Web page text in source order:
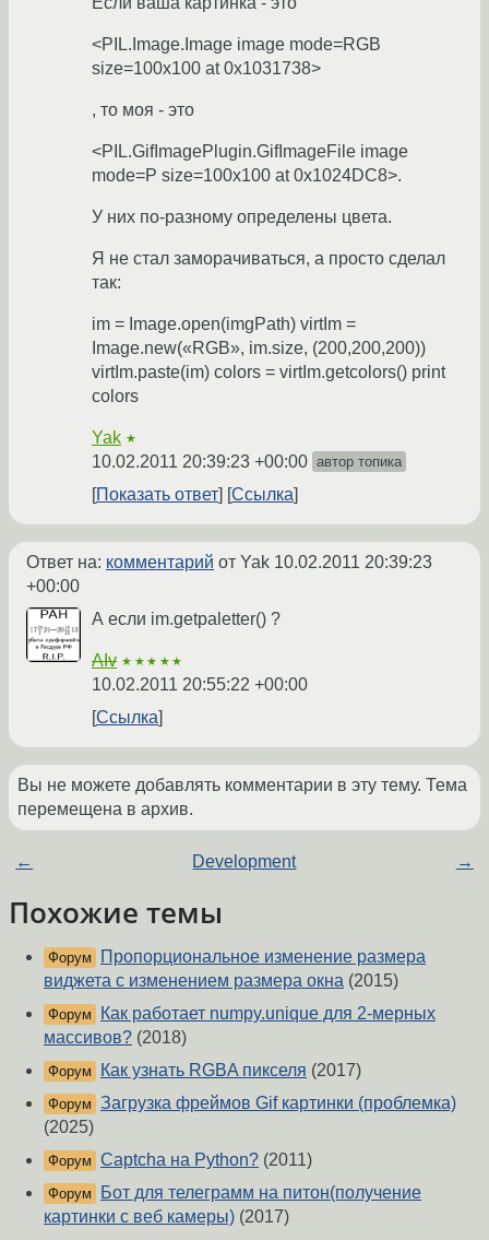
<PIL.Image.Image image mode=RGB
size=100x100 at 0x1031738>
, то моя - это
<PIL.GifImagePlugin.GifImageFile image
mode=P size=100x100 at 0x1024DC8>.
У них по-разному определены цвета.
Я не стал заморачиваться, а просто сделал
так:
im = Image.open(imgPath) virtIm =
Image.new(«RGB», im.size, (200,200,200))
virtIm.paste(im) colors = virtIm.getcolors() print
colors
Yak ★
10.02.2011 20:39:23 +00:00 автор топика
Показать ответ Ссылка
Ответ на: комментарий от Yak 10.02.2011 20:39:23
+00:00
А если im.getpaletter() ?
AIv ★★★★★
10.02.2011 20:55:22 +00:00
Ссылка
Вы не можете добавлять комментарии в эту тему. Тема
перемещена в архив.
← Development →
Похожие темы
Форум
Пропорциональное изменение размера
виджета с изменением размера окна (2015)
Форум
Как работает numpy.unique для 2-мерных
массивов? (2018)
Форум Как узнать RGBA пикселя (2017)
Форум Загрузка фреймов Gif картинки (проблемка)
(2025)
Форум Captcha на Python? (2011)
Форум
Бот для телеграмм на питон(получение
картинки с веб камеры) (2017)